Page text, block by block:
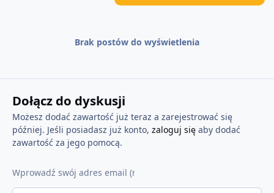
Brak postów do wyświetlenia
Dołącz do dyskusji
Możesz dodać zawartość już teraz a zarejestrować się
później. Jeśli posiadasz już konto, zaloguj sięaby dodać
zawartość za jego pomocą.